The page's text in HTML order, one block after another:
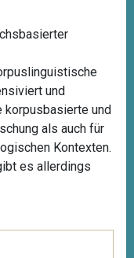
und
und
als auch für
Kontexten.
es allerdings